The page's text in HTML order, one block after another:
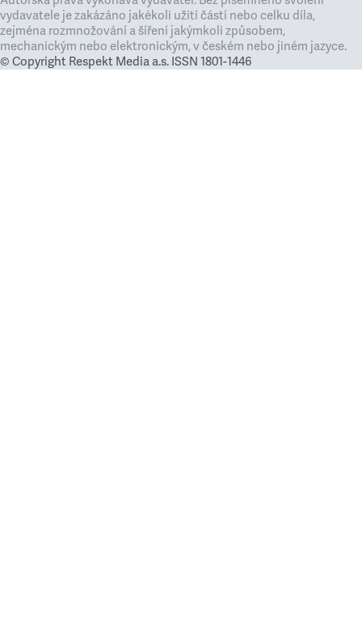
vydavatele je zakázáno jakékoli užití částí nebo celku díla,
zejména rozmnožování a šíření jakýmkoli způsobem,
mechanickým nebo elektronickým, v českém nebo jiném jazyce.
© Copyright Respekt Media a.s. ISSN 1801-1446